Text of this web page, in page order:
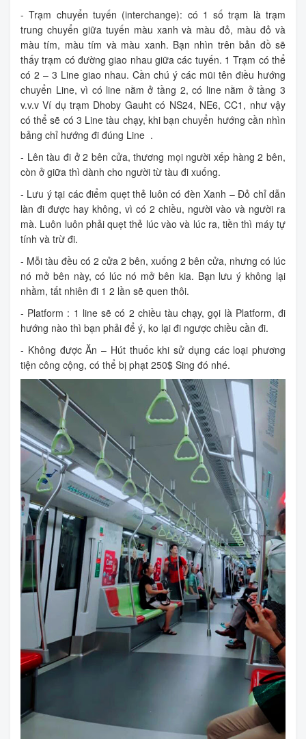
- Trạm chuyển tuyến (interchange): có 1 số trạm là trạm
trung chuyển giữa tuyến màu xanh và màu đỏ, màu đỏ và
màu tím, màu tím và màu xanh. Bạn nhìn trên bản đồ sẽ
thấy trạm có đường giao nhau giữa các tuyến. 1 Trạm có thể
có 2 – 3 Line giao nhau. Cần chú ý các mũi tên điều hướng
chuyển Line, vì có line nằm ở tầng 2, có line nằm ở tầng 3
v.v.v Ví dụ trạm Dhoby Gauht có NS24, NE6, CC1, như vậy
có thể sẽ có 3 Line tàu chạy, khi bạn chuyển hướng cần nhìn
bảng chỉ hướng đi đúng Line .
- Lên tàu đi ở 2 bên cửa, thương mọi người xếp hàng 2 bên,
còn ở giữa thì dành cho người từ tàu đi xuống.
- Lưu ý tại các điểm quẹt thẻ luôn có đèn Xanh – Đỏ chỉ dẫn
làn đi được hay không, vì có 2 chiều, người vào và người ra
mà. Luôn luôn phải quẹt thẻ lúc vào và lúc ra, tiền thì máy tự
tính và trừ đi.
- Mỗi tàu đều có 2 cửa 2 bên, xuống 2 bên cửa, nhưng có lúc
nó mở bên này, có lúc nó mở bên kia. Bạn lưu ý không lại
nhầm, tất nhiên đi 1 2 lần sẽ quen thôi.
- Platform : 1 line sẽ có 2 chiều tàu chạy, gọi là Platform, đi
hướng nào thì bạn phải để ý, ko lại đi ngược chiều cần đi.
- Không được Ăn – Hút thuốc khi sử dụng các loại phương
tiện công cộng, có thể bị phạt 250$ Sing đó nhé.